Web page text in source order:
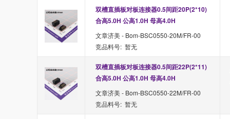
双槽直插板对板连接器0.5间距20P(2*10)
合高5.0H 公高1.0H 母高4.0H
文章济美 - Bom-BSC0550-20M/FR-00
竞品料号: 暂无
双槽直插板对板连接器0.5间距22P(2*11)
合高5.0H 公高1.0H 母高4.0H
文章济美 - Bom-BSC0550-22M/FR-00
竞品料号: 暂无